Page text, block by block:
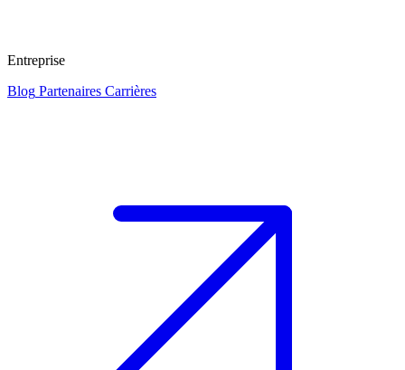
Entreprise
Blog Partenaires Carrières